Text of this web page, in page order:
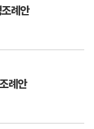
례안
례안